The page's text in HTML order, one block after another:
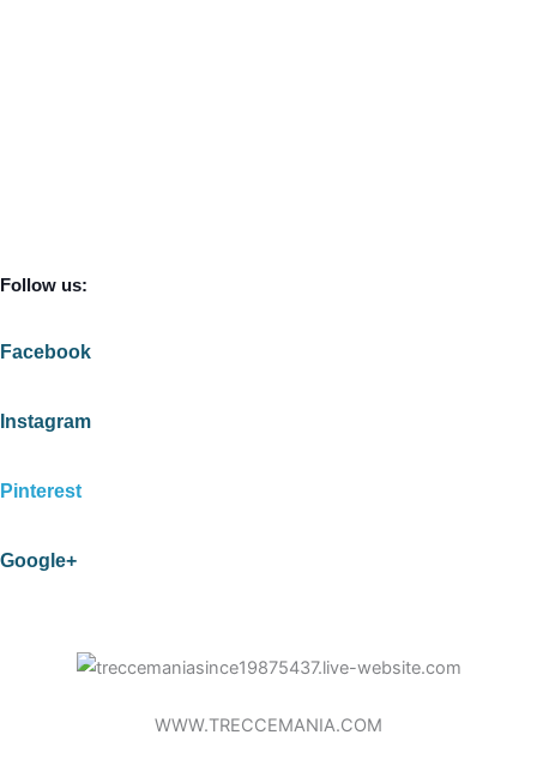
Follow us:
Facebook
Instagram
Pinterest
Google+
WWW.TRECCEMANIA.COM